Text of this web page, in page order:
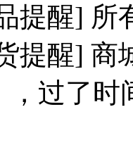
提醒] 所
提醒] 商
，过了时